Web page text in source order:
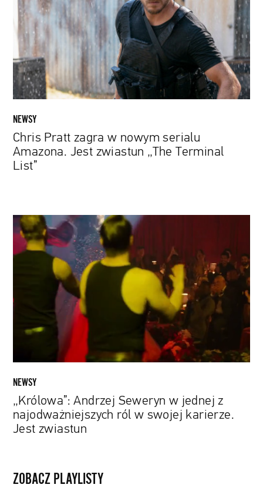
nowym
serialu
Amazona.
Jest
zwiastun
„The
Terminal
List”
NEWSY
Chris Pratt zagra w nowym serialu
Amazona. Jest zwiastun „The Terminal
List”
„Królowa”:
Andrzej
Seweryn
najodważniejszych
karierze.
Jest
NEWSY
„Królowa”: Andrzej Seweryn w jednej z
najodważniejszych ról w swojej karierze.
Jest zwiastun
ZOBACZ PLAYLISTY